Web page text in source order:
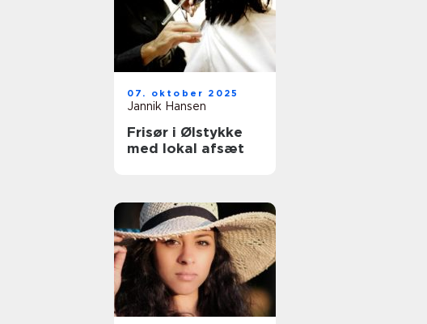
07. oktober 2025
Jannik Hansen
Frisør i Ølstykke
med lokal afsæt